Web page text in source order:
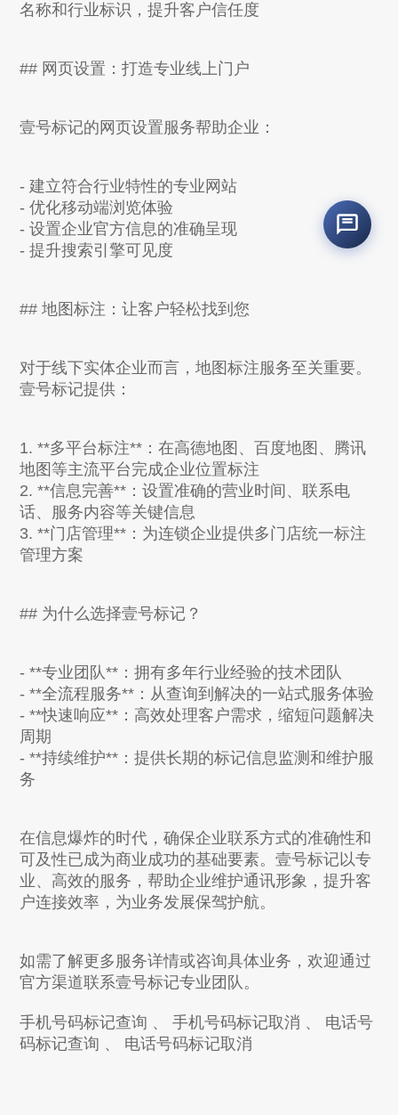
名称和行业标识，提升客户信任度
## 网页设置：打造专业线上门户
壹号标记的网页设置服务帮助企业：
- 建立符合行业特性的专业网站
- 优化移动端浏览体验
- 设置企业官方信息的准确呈现
- 提升搜索引擎可见度
## 地图标注：让客户轻松找到您
对于线下实体企业而言，地图标注服务至关重要。
壹号标记提供：
1. **多平台标注**：在高德地图、百度地图、腾讯
地图等主流平台完成企业位置标注
2. **信息完善**：设置准确的营业时间、联系电
话、服务内容等关键信息
3. **门店管理**：为连锁企业提供多门店统一标注
管理方案
## 为什么选择壹号标记？
- **专业团队**：拥有多年行业经验的技术团队
- **全流程服务**：从查询到解决的一站式服务体验
- **快速响应**：高效处理客户需求，缩短问题解决
周期
- **持续维护**：提供长期的标记信息监测和维护服
务
在信息爆炸的时代，确保企业联系方式的准确性和
可及性已成为商业成功的基础要素。壹号标记以专
业、高效的服务，帮助企业维护通讯形象，提升客
户连接效率，为业务发展保驾护航。
如需了解更多服务详情或咨询具体业务，欢迎通过
官方渠道联系壹号标记专业团队。
手机号码标记查询 、手机号码标记取消 、 电话号
码标记查询 、 电话号码标记取消